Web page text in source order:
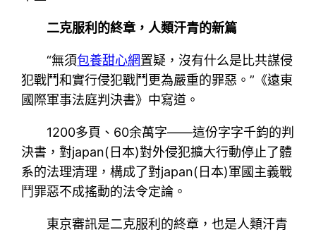
二克服利的終章，人類汗青的新篇
“無須包養甜心網置疑，沒有什么是比共謀侵
犯戰鬥和實行侵犯戰鬥更為嚴重的罪惡。”《遠東
國際軍事法庭判決書》中寫道。
1200多頁、60余萬字——這份字字千鈞的判
決書，對japan(日本)對外侵犯擴大行動停止了體
系的法理清理，構成了對japan(日本)軍國主義戰
鬥罪惡不成搖動的法令定論。
東京審訊是二克服利的終章，也是人類汗青